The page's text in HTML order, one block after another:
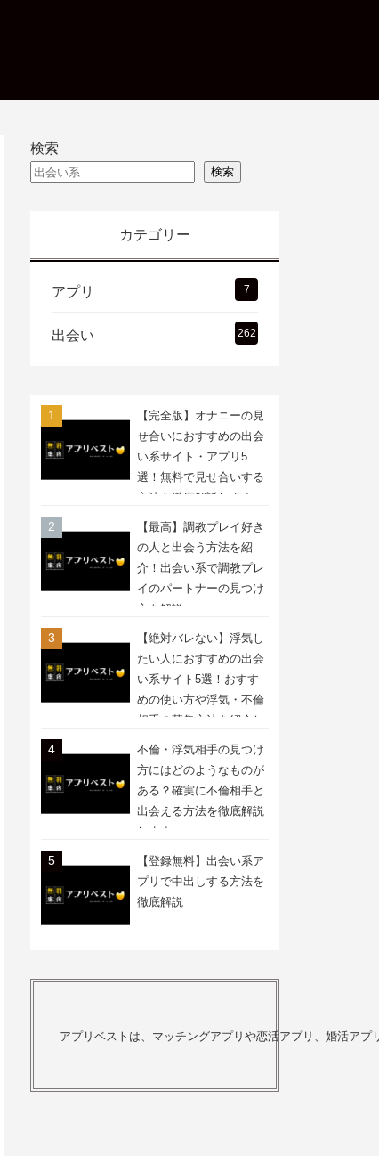
検索
検索
カテゴリー
アプリ 7
出会い 262
【完全版】オナニーの見
せ合いにおすすめの出会
い系サイト・アプリ5
選！無料で見せ合いする
方法を徹底解説します
【最高】調教プレイ好き
の人と出会う方法を紹
介！出会い系で調教プレ
イのパートナーの見つけ
方を解説
【絶対バレない】浮気し
たい人におすすめの出会
い系サイト5選！おすす
めの使い方や浮気・不倫
相手の募集方法を紹介し
ます
不倫・浮気相手の見つけ
方にはどのようなものが
ある？確実に不倫相手と
出会える方法を徹底解説
します
【登録無料】出会い系ア
プリで中出しする方法を
徹底解説
アプリベストは、マッチングアプリや恋活アプリ、婚活ア